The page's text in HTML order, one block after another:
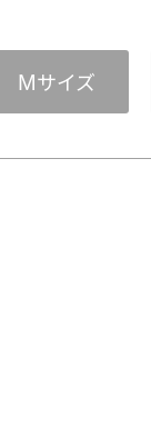
Mサイズ